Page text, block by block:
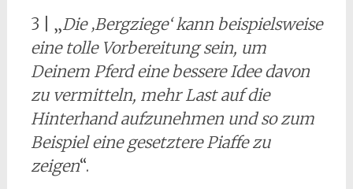
3 | „Die ‚Bergziege‘ kann beispielsweise
eine tolle Vorbereitung sein, um
Deinem Pferd eine bessere Idee davon
zu vermitteln, mehr Last auf die
Hinterhand aufzunehmen und so zum
Beispiel eine gesetztere Piaffe zu
zeigen“.